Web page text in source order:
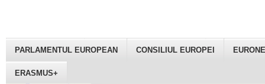
PARLAMENTUL EUROPEAN CONSILIUL EUROPEI
ERASMUS+